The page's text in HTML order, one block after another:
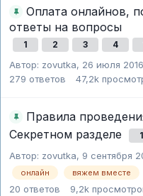
Оплата онлайнов,
ответы на вопросы
1 2 3 4
Автор: zovutka, 26 июля 2016
279 ответов 47,2k
Правила
Секретном разделе
1
Автор: zovutka, 9 сентября
онлайн вяжем вместе
20 ответов 9,2k